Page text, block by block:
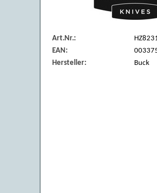
Art.Nr.:
EAN:
Hersteller:
Buck